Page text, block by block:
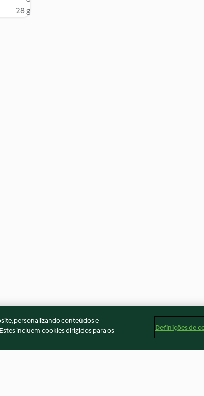
28 g
personalizando conteúdos e
incluem cookies dirigidos para os
Definições de